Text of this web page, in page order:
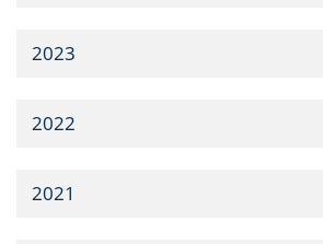
2023
2022
2021